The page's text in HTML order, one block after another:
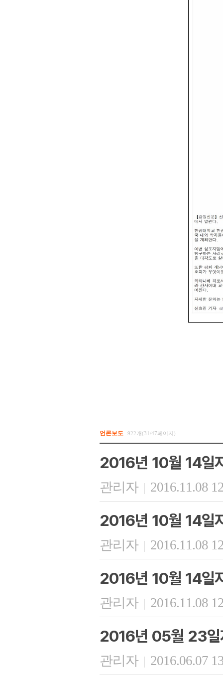
언론보도 922개(31/47페이지)
2016년 10월 14일
관리자 | 2016.11.08
2016년 10월 14일
관리자 | 2016.11.08
2016년 10월 14일
관리자 | 2016.11.08
2016년 05월 23일
관리자 | 2016.06.07